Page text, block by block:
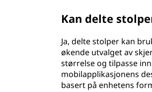
Kan delte
Ja, delte stolper kan
økende utvalget av
størrelse og tilpasse
mobilapplikasjonens
basert på enhetens